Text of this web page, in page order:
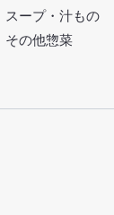
スープ・汁もの
その他惣菜